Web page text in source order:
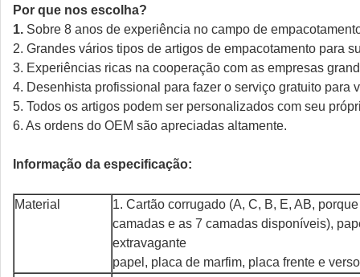
Por que nos escolha?
1. Sobre 8 anos de experiência no campo de
2. Grandes vários tipos de artigos de empacotamento para
3. Experiências ricas na cooperação com as empresas
4. Desenhista profissional para fazer o serviço gratuito para
5. Todos os artigos podem ser personalizados com seu
6. As ordens do OEM são apreciadas altamente.
Informação da especificação:
Material
1. Cartão corrugado (A, C, B, E, AB,
camadas e as 7 camadas disponíveis),
extravagante
papel, placa de marfim, placa frente e